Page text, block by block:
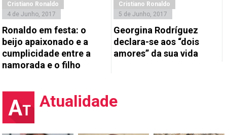
Cristiano Ronaldo
4 de Junho, 2017
Ronaldo em festa: o
beijo apaixonado e a
cumplicidade entre a
namorada e o filho
Cristiano Ronaldo
5 de Junho, 2017
Georgina Rodríguez
declara-se aos “dois
amores” da sua vida
Atualidade